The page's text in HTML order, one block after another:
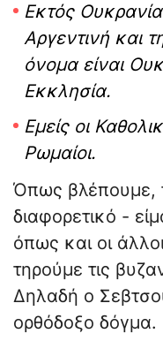
Εκτός
Αργεντινή και
όνομα είναι
Εκκλησία.
Εμείς οι
Ρωμαίοι.
Όπως βλέπουμε,
διαφορετικό -
όπως και οι
τηρούμε τις
Δηλαδή ο
ορθόδοξο δόγμα.